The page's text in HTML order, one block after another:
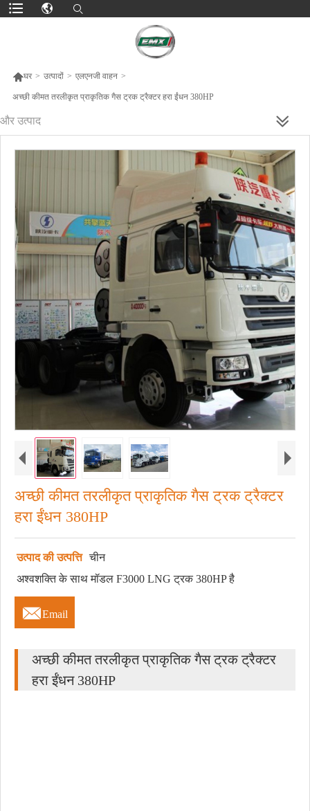
घर > उत्पादों > एलएनजी वाहन >
अच्छी कीमत तरलीकृत प्राकृतिक गैस ट्रक ट्रैक्टर हरा ईंधन 380HP
और उत्पाद
अच्छी कीमत तरलीकृत प्राकृतिक गैस ट्रक ट्रैक्टर
हरा ईंधन 380HP
उत्पाद की उत्पत्ति चीन
अश्वशक्ति के साथ मॉडल F3000 LNG ट्रक 380HP है
Email
अच्छी कीमत तरलीकृत प्राकृतिक गैस ट्रक ट्रैक्टर
हरा ईंधन 380HP